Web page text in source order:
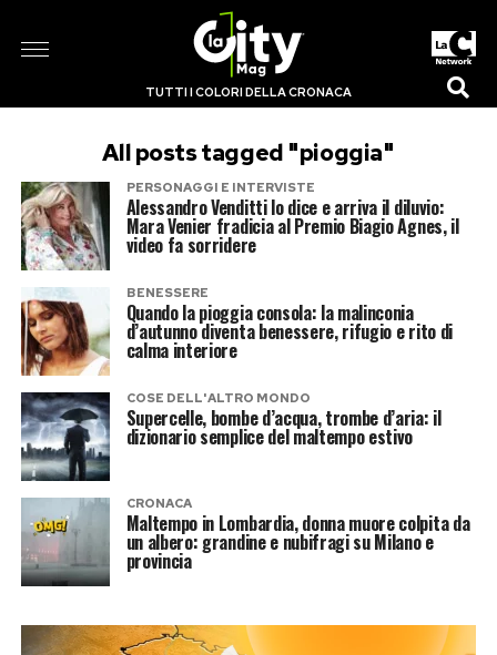
TUTTI I COLORI DELLA CRONACA
All posts tagged "pioggia"
PERSONAGGI E INTERVISTE
Alessandro Venditti lo dice e arriva il diluvio:
Mara Venier fradicia al Premio Biagio Agnes, il
video fa sorridere
BENESSERE
Quando la pioggia consola: la malinconia
d’autunno diventa benessere, rifugio e rito di
calma interiore
COSE DELL'ALTRO MONDO
Supercelle, bombe d’acqua, trombe d’aria: il
dizionario semplice del maltempo estivo
CRONACA
Maltempo in Lombardia, donna muore colpita da
un albero: grandine e nubifragi su Milano e
provincia